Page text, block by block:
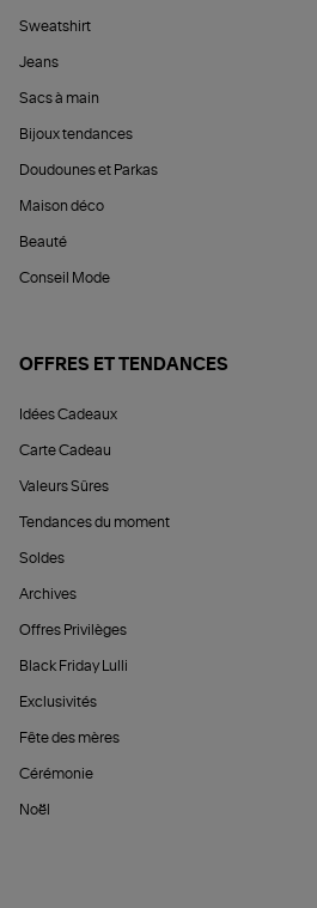
Sweatshirt
Jeans
Sacs à main
Bijoux tendances
Doudounes et Parkas
Maison déco
Beauté
Conseil Mode
OFFRES ET TENDANCES
Idées Cadeaux
Carte Cadeau
Valeurs Sûres
Tendances du moment
Soldes
Archives
Offres Privilèges
Black Friday Lulli
Exclusivités
Fête des mères
Cérémonie
Noël